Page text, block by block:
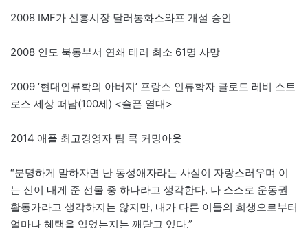
2008 IMF가 신흥시장 달러통화스와프 개설 승인
2008 인도 북동부서 연쇄 테러 최소 61명 사망
2009 ‘현대인류학의 아버지’ 프랑스 인류학자 클로드 레비 스트
로스 세상 떠남(100세) <슬픈 열대>
2014 애플 최고경영자 팀 쿡 커밍아웃
“분명하게 말하자면 난 동성애자라는 사실이 자랑스러우며 이
는 신이 내게 준 선물 중 하나라고 생각한다. 나 스스로 운동권
활동가라고 생각하지는 않지만, 내가 다른 이들의 희생으로부터
얼마나 혜택을 입었는지는 깨닫고 있다.”